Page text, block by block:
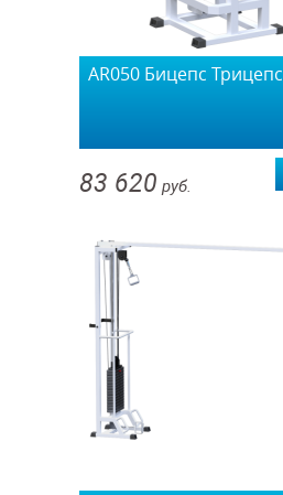
AR050 Бицепс Трицепс
83 620 руб.